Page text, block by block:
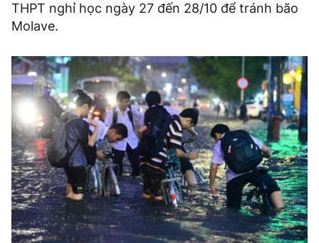
THPT nghỉ học ngày 27 đến 28/10 để tránh bão
Molave.